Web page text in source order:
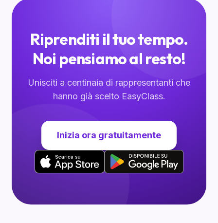
Riprenditi il tuo tempo.
Noi pensiamo al resto!
Unisciti a centinaia di rappresentanti che
hanno già scelto EasyClass.
Inizia ora gratuitamente